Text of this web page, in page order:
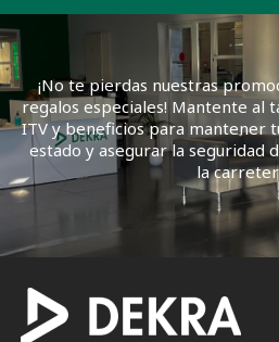
¡No te pierdas nuestras
regalos especiales! Mantente al
ITV y beneficios para mantener
estado y asegurar la seguridad
la